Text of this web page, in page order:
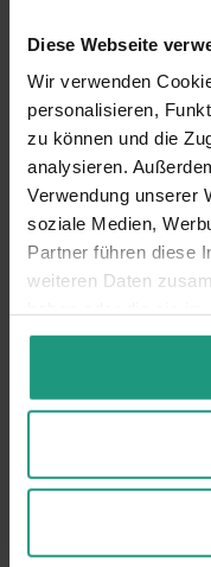
Diese Webseite
Wir verwenden
personalisieren,
zu können und die
analysieren.
Verwendung unserer
soziale Medien,
Partner führen diese
weiteren Daten
gesammelt haben.
Ihr
Management
Beratungen
Organisation
Über uns
Produkte
Community
Beratungen
Kontakt